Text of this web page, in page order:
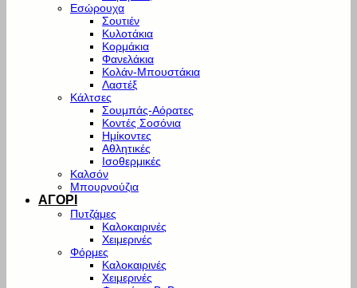
Εσώρουχα
Σουτιέν
Κυλοτάκια
Κορμάκια
Φανελάκια
Κολάν-Μπουστάκια
Λαστέξ
Κάλτσες
Σουμπάς-Αόρατες
Κοντές Σοσόνια
Ημίκοντες
Αθλητικές
Ισοθερμικές
Καλσόν
Μπουρνούζια
ΑΓΟΡΙ
Πυτζάμες
Καλοκαιρινές
Χειμερινές
Φόρμες
Καλοκαιρινές
Χειμερινές